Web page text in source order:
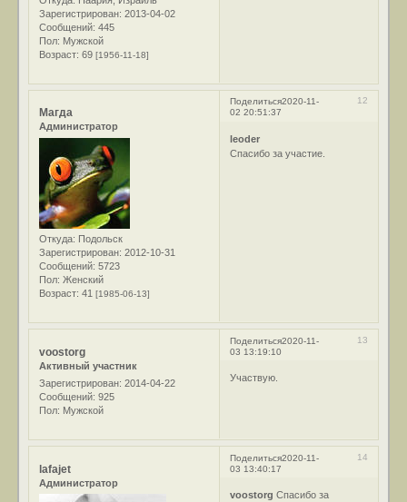
Зарегистрирован: 2013-04-02
Сообщений: 445
Пол: Мужской
Возраст: 69[1956-11-18]
Поделиться 12
2020-11-
02 20:51:37
Магда
Администратор
Откуда: Подольск
Зарегистрирован: 2012-10-31
Сообщений: 5723
Пол: Женский
Возраст: 41[1985-06-13]
leoder
Спасибо за участие.
Поделиться 13
2020-11-
03 13:19:10
voostorg
Активный участник
Зарегистрирован: 2014-04-22
Сообщений: 925
Пол: Мужской
Участвую.
Поделиться 14
2020-11-
03 13:40:17
lafajet
Администратор
voostorg Спасибо за